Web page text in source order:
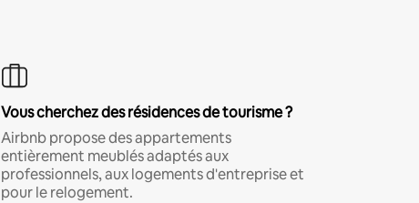
Vous cherchez des résidences de tourisme ?
Airbnb propose des appartements
entièrement meublés adaptés aux
professionnels, aux logements d'entreprise et
pour le relogement.